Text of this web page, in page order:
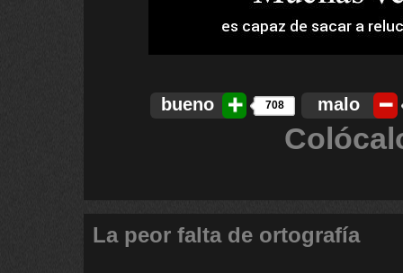
bueno 708 malo
La peor falta de ortografía